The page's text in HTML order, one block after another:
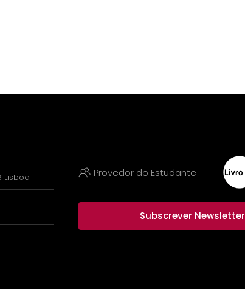
Lisboa
Provedor do Estudante
Subscrever Newsletter